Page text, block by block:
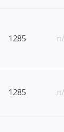
1285
1285